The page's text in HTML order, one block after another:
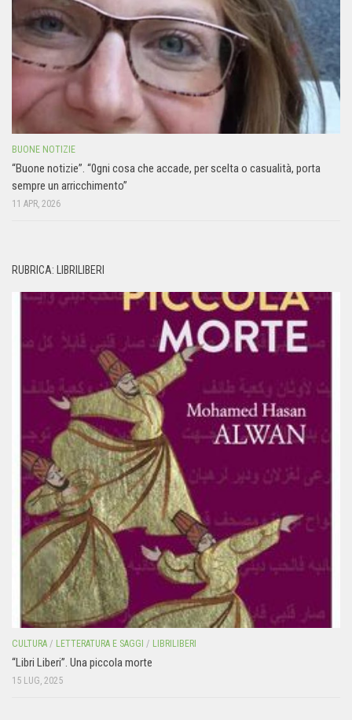
BUONE NOTIZIE
“Buone notizie”. “0gni cosa che accade, per scelta o casualità, porta
sempre un arricchimento”
11 APR, 2026
RUBRICA: LIBRILIBERI
CULTURA / LETTERATURA E SAGGI / LIBRILIBERI
“Libri Liberi”. Una piccola morte
15 LUG, 2025